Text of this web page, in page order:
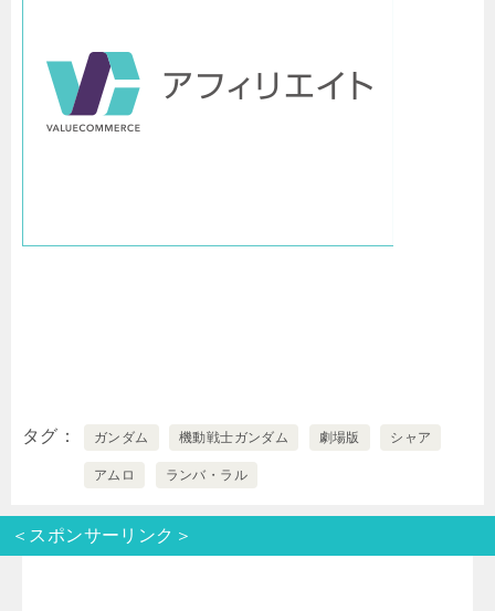
タグ ガンダム 機動戦士ガンダム 劇場版 シャア
アムロ ランバ・ラル
＜スポンサーリンク＞